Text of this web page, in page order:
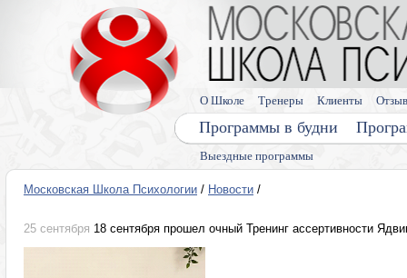
Выездные программы
Программы в будни
О Школе Тренеры Клиенты
Московская Школа Психологии / Новости /
25 сентября 18 сентября прошел очный Тренинг ассертивности